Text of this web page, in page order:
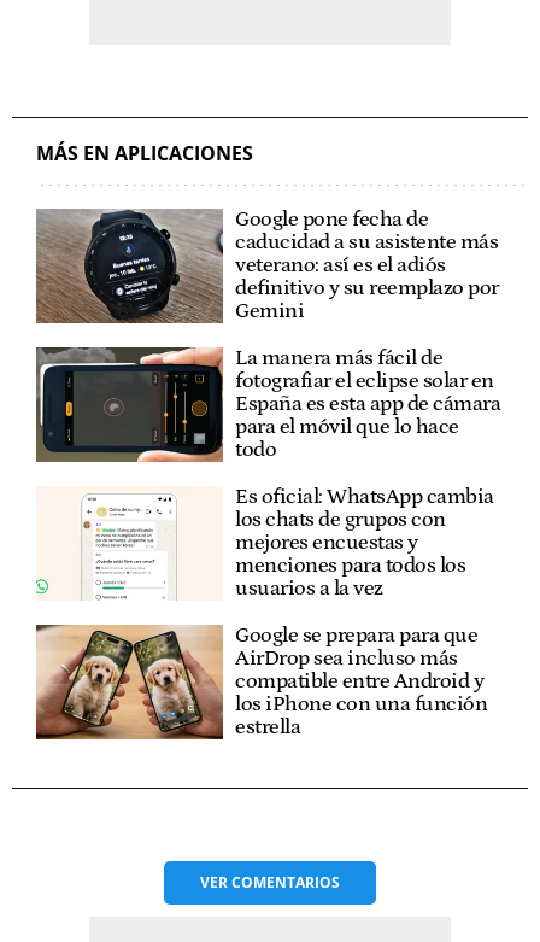
MÁS EN APLICACIONES
Google pone fecha de
caducidad a su asistente más
veterano: así es el adiós
definitivo y su reemplazo por
Gemini
La manera más fácil de
fotografiar el eclipse solar en
España es esta app de cámara
para el móvil que lo hace
todo
Es oficial: WhatsApp cambia
los chats de grupos con
mejores encuestas y
menciones para todos los
usuarios a la vez
Google se prepara para que
AirDrop sea incluso más
compatible entre Android y
los iPhone con una función
estrella
VERCOMENTARIOS